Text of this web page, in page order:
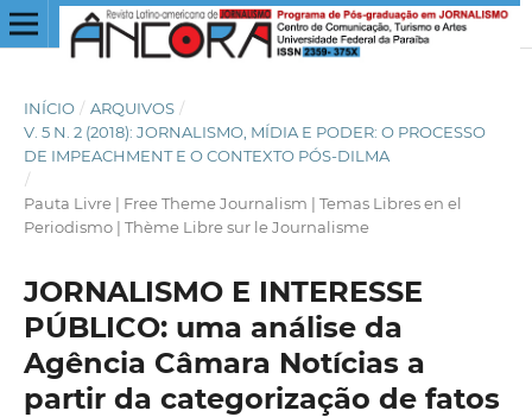
INÍCIO / ARQUIVOS /
V. 5 N. 2 (2018): JORNALISMO, MÍDIA E PODER: O PROCESSO
DE IMPEACHMENT E O CONTEXTO PÓS-DILMA
/
Pauta Livre | Free Theme Journalism | Temas Libres en el
Periodismo | Thème Libre sur le Journalisme
JORNALISMO E INTERESSE
PÚBLICO: uma análise da
Agência Câmara Notícias a
partir da categorização de fatos